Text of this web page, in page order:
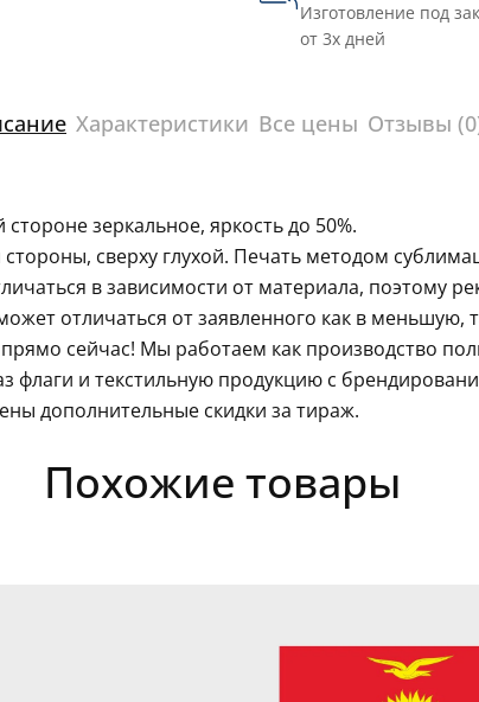
Изготовление под
от 3х дней
Характеристики Все цены Отзывы
зеркальное, яркость до 50%.
сверху глухой. Печать методом
в зависимости от материала, поэтому
отличаться от заявленного как в меньшую,
сейчас! Мы работаем как производство
и текстильную продукцию с
дополнительные скидки за тираж.
Похожие товары